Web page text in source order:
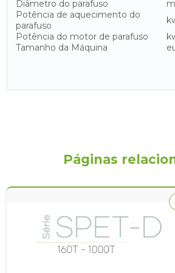
Diâmetro do parafuso
Potência de aquecimento do
parafuso
Potência do motor de parafuso
Tamanho da Máquina
Páginas